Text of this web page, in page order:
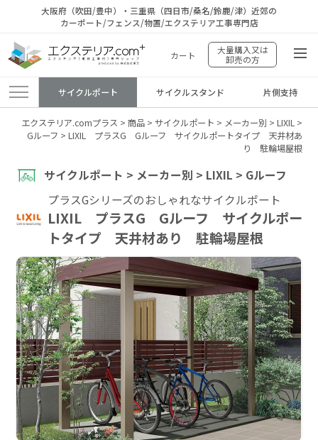
大阪府（吹田/豊中）・三重県（四日市/桑名/鈴鹿/津）近郊の
カーポート/フェンス/物置/エクステリア工事専門店
カート
大量購入又は
卸売の方
サイクルポート サイクルスタンド 片側支持
エクステリア.comプラス > 商品> サイクルポート > メーカー別 > LIXIL>
Gルーフ > LIXIL プラスG Gルーフ サイクルポートタイプ 天井材あ
り 駐輪場屋根
サイクルポート > メーカー別 > LIXIL > Gルーフ
プラスGシリーズのおしゃれなサイクルポート
LIXIL プラスG Gルーフ サイクルポー
トタイプ 天井材あり 駐輪場屋根